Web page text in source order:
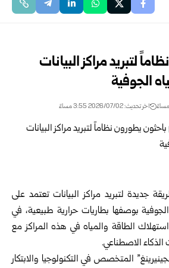
لتبريد مراكز البيانات
الجوفية
اخر تحديث: 2026/07/02 3:55 مساءً
جديدة لتبريد مراكز البيانات تعتمد على
بوصفها بطاريات حرارية طبيعية، في
الطاقة والمياه في هذه المراكز مع
الذكاء الاصطناعي.
المتخصص في التكنولوجيا والابتكار